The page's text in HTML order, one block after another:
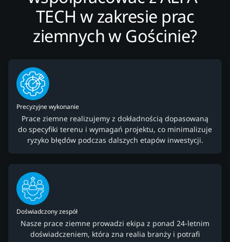
TECH w zakresie prac
ziemnych w Gościnie?
Precyzyjne wykonanie
Prace ziemne realizujemy z dokładnością dopasowaną
do specyfiki terenu i wymagań projektu, co minimalizuje
ryzyko błędów podczas dalszych etapów inwestycji.
Doświadczony zespół
Nasze prace ziemne prowadzi ekipa z ponad 24-letnim
doświadczeniem, która zna realia branży i potrafi